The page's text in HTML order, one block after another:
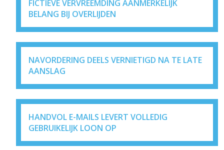
FICTIEVE VERVREEMDING AANMERKELIJK
BELANG BIJ OVERLIJDEN
NAVORDERING DEELS VERNIETIGD NA TE LATE
AANSLAG
HANDVOL E-MAILS LEVERT VOLLEDIG
GEBRUIKELIJK LOON OP